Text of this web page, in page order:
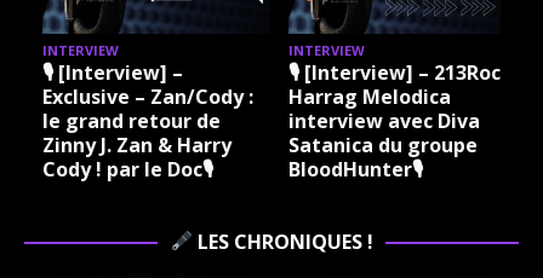
INTERVIEW
🎙 [Interview] –
Exclusive – Zan/Cody :
le grand retour de
Zinny J. Zan & Harry
Cody ! par le Doc🎙
INTERVIEW
🎙 [Interview] – 213Rock
Harrag Melodica
interview avec Diva
Satanica du groupe
BloodHunter🎙
LES CHRONIQUES !